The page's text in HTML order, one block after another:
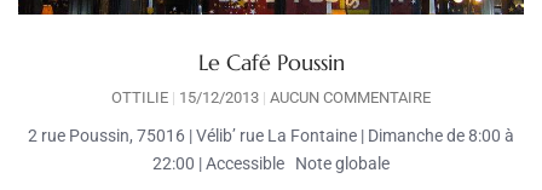
Le Café Poussin
OTTILIE 15/12/2013 AUCUN COMMENTAIRE
2 rue Poussin, 75016 | Vélib’ rue La Fontaine | Dimanche de 8:00 à
22:00 | Accessible Note globale